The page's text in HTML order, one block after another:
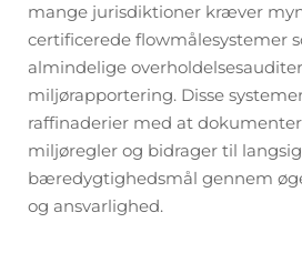
mange jurisdiktioner kræver
certificerede flowmålesystemer
almindelige
miljørapportering. Disse
raffinaderier med at
miljøregler og bidrager til
bæredygtighedsmål gennem
og ansvarlighed.